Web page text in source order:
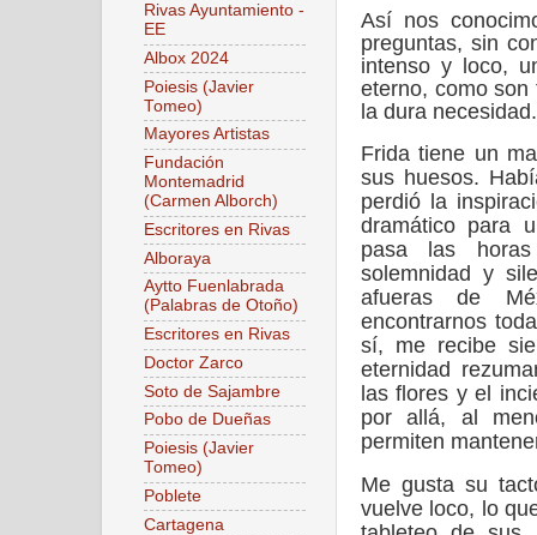
Así nos
preguntas, sin
intenso y loco,
eterno, como
la dura necesidad.
Frida tiene un
sus huesos.
perdió la
dramático para
pasa las horas
solemnidad y
afueras de
encontrarnos
sí, me recibe
eternidad
las flores y el
por allá, al
permiten
Me gusta su
vuelve loco, lo
Rivas Ayuntamiento -
EE
Albox 2024
Poiesis (Javier
Tomeo)
Mayores Artistas
Fundación
Montemadrid
(Carmen Alborch)
Escritores en Rivas
Alboraya
Aytto Fuenlabrada
(Palabras de Otoño)
Escritores en Rivas
Doctor Zarco
Soto de Sajambre
Pobo de Dueñas
Poiesis (Javier
Tomeo)
Poblete
Cartagena